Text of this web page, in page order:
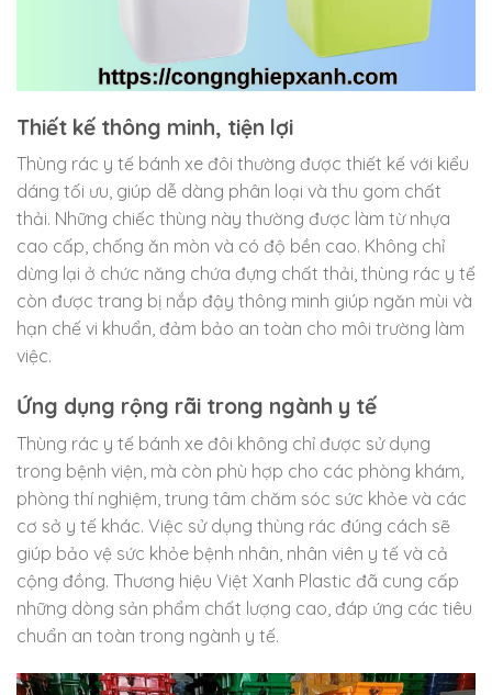
Thiết kế thông minh, tiện lợi
Thùng rác y tế bánh xe đôi thường được thiết kế với kiểu
dáng tối ưu, giúp dễ dàng phân loại và thu gom chất
thải. Những chiếc thùng này thường được làm từ nhựa
cao cấp, chống ăn mòn và có độ bền cao. Không chỉ
dừng lại ở chức năng chứa đựng chất thải, thùng rác y tế
còn được trang bị nắp đậy thông minh giúp ngăn mùi và
hạn chế vi khuẩn, đảm bảo an toàn cho môi trường làm
việc.
Ứng dụng rộng rãi trong ngành y tế
Thùng rác y tế bánh xe đôi không chỉ được sử dụng
trong bệnh viện, mà còn phù hợp cho các phòng khám,
phòng thí nghiệm, trung tâm chăm sóc sức khỏe và các
cơ sở y tế khác. Việc sử dụng thùng rác đúng cách sẽ
giúp bảo vệ sức khỏe bệnh nhân, nhân viên y tế và cả
cộng đồng. Thương hiệu Việt Xanh Plastic đã cung cấp
những dòng sản phẩm chất lượng cao, đáp ứng các tiêu
chuẩn an toàn trong ngành y tế.